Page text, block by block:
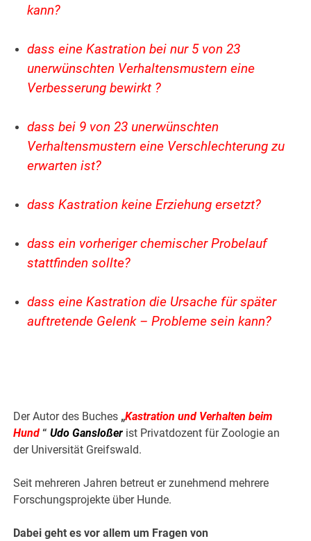
kann?
dass eine Kastration bei nur 5 von 23
unerwünschten Verhaltensmustern eine
Verbesserung bewirkt ?
dass bei 9 von 23 unerwünschten
Verhaltensmustern eine Verschlechterung zu
erwarten ist?
dass Kastration keine Erziehung ersetzt?
dass ein vorheriger chemischer Probelauf
stattfinden sollte?
dass eine Kastration die Ursache für später
auftretende Gelenk – Probleme sein kann?
Der Autor des Buches „Kastration und Verhalten beim
Hund “Udo Gansloßer ist Privatdozent für Zoologie an
der Universität Greifswald.
Seit mehreren Jahren betreut er zunehmend mehrere
Forschungsprojekte über Hunde.
Dabei geht es vor allem um Fragen von